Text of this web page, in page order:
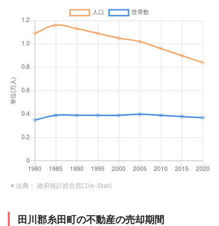
※ 出典： 政府統計総合窓口(e-Stat)
田川郡糸田町の不動産の売却期間